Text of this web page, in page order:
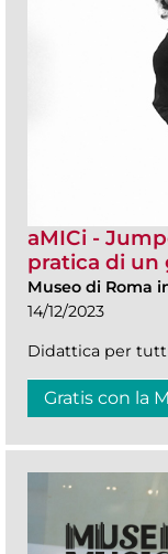
aMICi -
pratica di un
Museo di Roma
14/12/2023
Didattica per
Gratis con la